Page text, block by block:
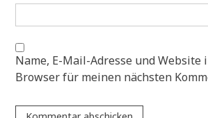
Name, E-Mail-Adresse und Website
Browser für meinen nächsten